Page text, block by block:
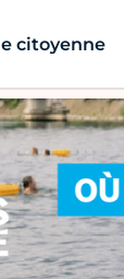
citoyenne